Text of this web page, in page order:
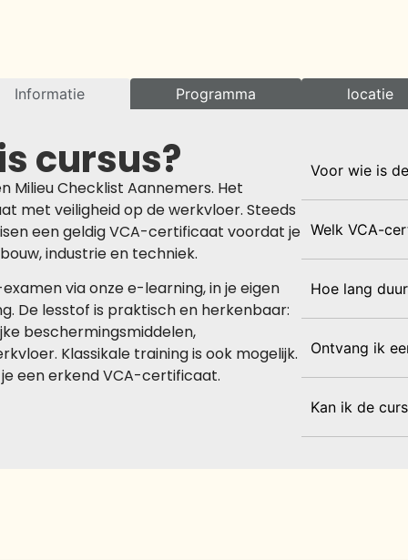
Informatie Programma locatie
cursus?
Milieu Checklist Aannemers. Het
met veiligheid op de werkvloer. Steeds
een geldig VCA-certificaat voordat je
industrie en techniek.
via onze e-learning, in je eigen
De lesstof is praktisch en herkenbaar:
beschermingsmiddelen,
Klassikale training is ook mogelijk.
een erkend VCA-certificaat.
Voor wie is
Welk VCA-
Hoe lang
Ontvang ik
Kan ik de